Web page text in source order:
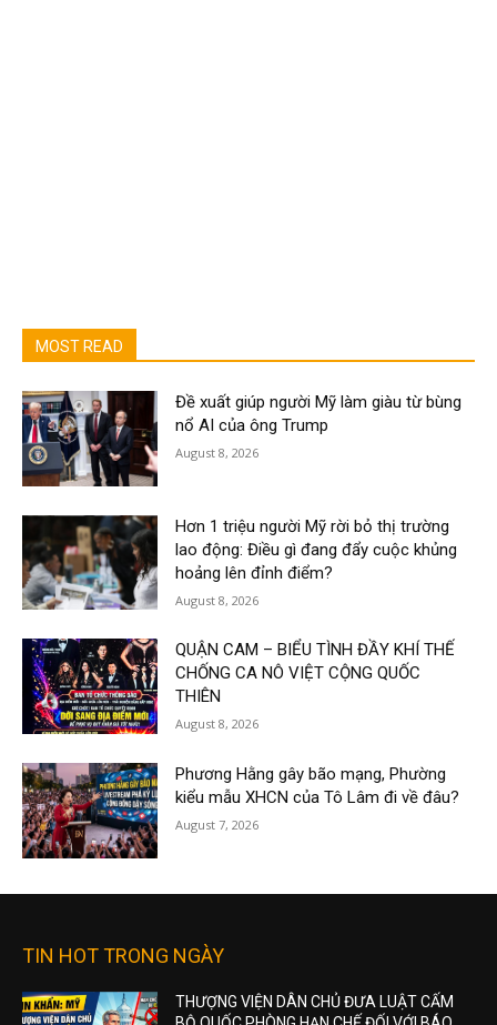
MOST READ
Đề xuất giúp người Mỹ làm giàu từ bùng
nổ AI của ông Trump
August 8, 2026
Hơn 1 triệu người Mỹ rời bỏ thị trường
lao động: Điều gì đang đẩy cuộc khủng
hoảng lên đỉnh điểm?
August 8, 2026
QUẬN CAM – BIỂU TÌNH ĐẦY KHÍ THẾ
CHỐNG CA NÔ VIỆT CỘNG QUỐC
THIÊN
August 8, 2026
Phương Hằng gây bão mạng, Phường
kiểu mẫu XHCN của Tô Lâm đi về đâu?
August 7, 2026
TIN HOT TRONG NGÀY
THƯỢNG VIỆN DÂN CHỦ ĐƯA LUẬT CẤM